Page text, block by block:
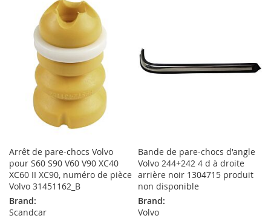
LISTE
D’ENVIE
COMPARATEUR
Arrêt de pare-chocs Volvo
pour S60 S90 V60 V90 XC40
XC60 II XC90, numéro de pièce
Volvo 31451162_B
Brand:
Scandcar
Bande de pare-chocs d'angle
Volvo 244+242 4 d à droite
arrière noir 1304715 produit
non disponible
Brand:
Volvo